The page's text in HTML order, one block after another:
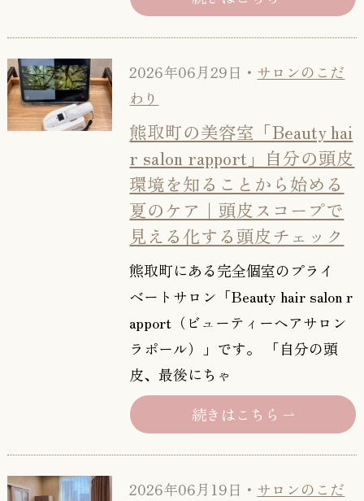
2026年06月29日・ サロンのこだ
わり
熊取町の美容室「Beauty hai
r salon rapport」自分の頭皮
環境を知ることから始める
夏のケア｜頭皮スコープで
見える化する頭皮チェック
熊取町にある完全個室のプライ
ベートサロン「Beauty hair salon r
apport（ビューティーヘアサロン
ラポール）」です。 「自分の頭
皮、最後にちゃ
続きはこちら
2026年06月19日・ サロンのこだ